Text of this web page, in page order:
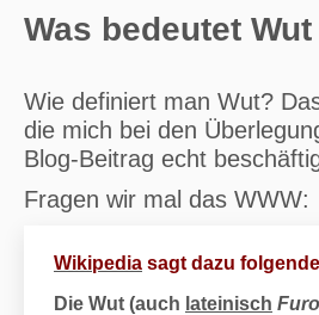
Was bedeutet
Wie definiert man Wut?
die mich bei den
Blog-Beitrag echt
Fragen wir mal das WWW:
Wikipedia sagt dazu
Die Wut (auch lateinisch